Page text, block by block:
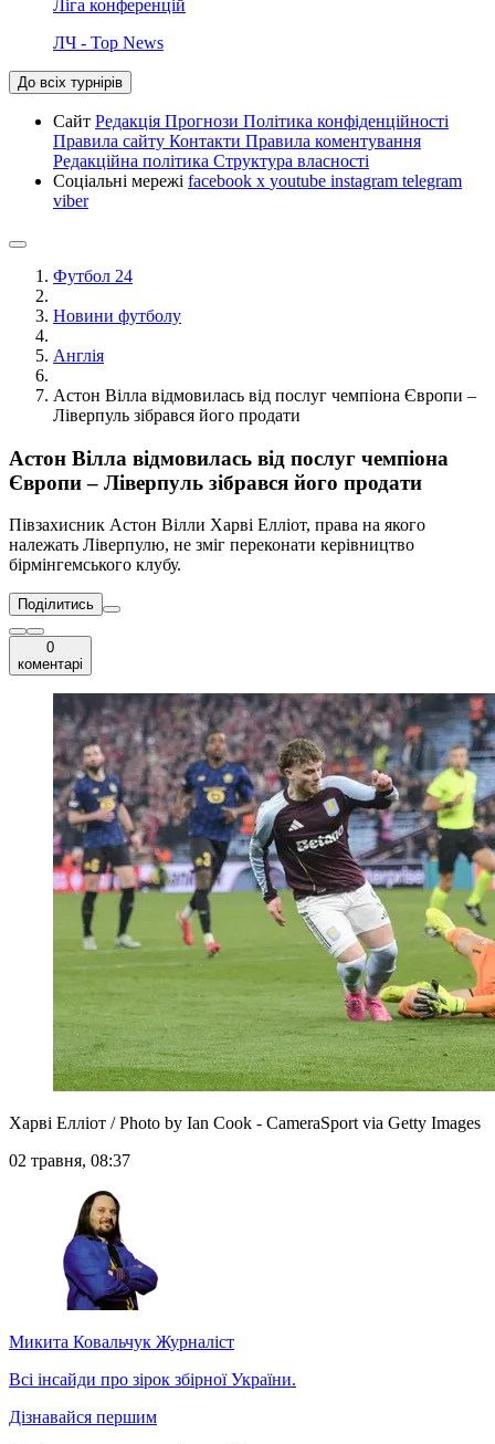
Ліга конференцій
ЛЧ - Top News
До всіх турнірів
Сайт Редакція Прогнози Політика конфіденційності
Правила сайту Контакти Правила коментування
Редакційна політика Структура власності
Соціальні мережі facebook x youtube instagram telegram
viber
Футбол 24
Новини футболу
Англія
Астон Вілла відмовилась від послуг чемпіона Європи –
Ліверпуль зібрався його продати
Астон Вілла відмовилась від послуг чемпіона
Європи – Ліверпуль зібрався його продати
Півзахисник Астон Вілли Харві Елліот, права на якого
належать Ліверпулю, не зміг переконати керівництво
бірмінгемського клубу.
Поділитись
0
коментарі
Харві Елліот / Photo by Ian Cook - CameraSport via Getty Images
02 травня, 08:37
Микита Ковальчук Журналіст
Всі інсайди про зірок збірної України.
Дізнавайся першим